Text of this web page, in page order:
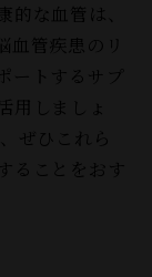
な血管は、
管疾患のリ
ートするサプ
用しましょ
ぜひこれら
ることをおす